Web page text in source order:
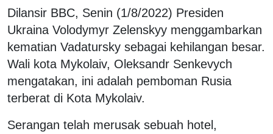
Dilansir BBC, Senin (1/8/2022) Presiden
Ukraina Volodymyr Zelenskyy menggambarkan
kematian Vadatursky sebagai kehilangan besar.
Wali kota Mykolaiv, Oleksandr Senkevych
mengatakan, ini adalah pemboman Rusia
terberat di Kota Mykolaiv.
Serangan telah merusak sebuah hotel,